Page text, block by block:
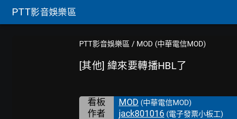
PTT影音娛樂區
PTT影音娛樂區 / MOD (中華電信MOD)
[其他] 緯來要轉播HBL了
看板 MOD (中華電信MOD)
作者 jack801016 (電子發票小板工)